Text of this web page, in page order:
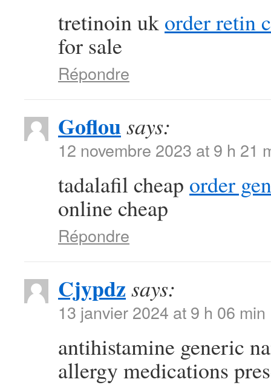
tretinoin uk order retin
for sale
Répondre
Goflousays:
12 novembre 2023 at 9 h 21
tadalafil cheap order
online cheap
Répondre
Cjypdz says:
13 janvier 2024 at 9 h 06 min
antihistamine generic
allergy medications